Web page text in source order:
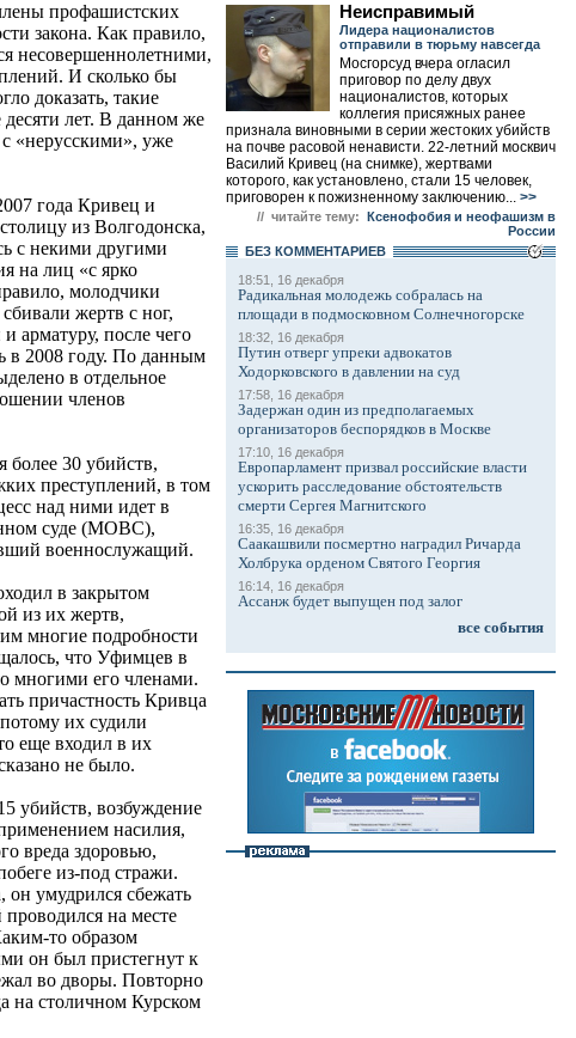
профашистских
закона. Как правило,
несовершеннолетними,
И сколько бы
доказать, такие
лет. В данном же
«нерусскими», уже
года Кривец и
из Волгодонска,
с некими другими
на лиц «с ярко
молодчики
жертв с ног,
арматуру, после чего
в 2008 году. По данным
в отдельное
членов
более 30 убийств,
преступлений, в том
над ними идет в
суде (МОВС),
военнослужащий.
в закрытом
из их жертв,
многие подробности
что Уфимцев в
многими его членами.
причастность Кривца
их судили
еще входил в их
не было.
убийств, возбуждение
насилия,
вреда здоровью,
из-под стражи.
он умудрился сбежать
на месте
то образом
он был пристегнут к
во дворы. Повторно
на столичном Курском
Неисправимый
Лидера националистов
отправили в тюрьму навсегда
Мосгорсуд вчера огласил
приговор по делу двух
националистов, которых
коллегия присяжных ранее
признала виновными в серии жестоких убийств
на почве расовой ненависти. 22-летний москвич
Василий Кривец (на снимке), жертвами
которого, как установлено, стали 15 человек,
приговорен к пожизненному заключению... >>
// читайте тему: Ксенофобия и неофашизм в
России
БЕЗ КОМMЕНТАРИЕВ
18:51, 16 декабря
Радикальная молодежь собралась на
площади в подмосковном Солнечногорске
18:32, 16 декабря
Путин отверг упреки адвокатов
Ходорковского в давлении на суд
17:58, 16 декабря
Задержан один из предполагаемых
организаторов беспорядков в Москве
17:10, 16 декабря
Европарламент призвал российские власти
ускорить расследование обстоятельств
смерти Сергея Магнитского
16:35, 16 декабря
Саакашвили посмертно наградил Ричарда
Холбрука орденом Святого Георгия
16:14, 16 декабря
Ассанж будет выпущен под залог
все события